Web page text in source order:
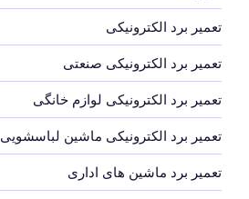
تعمیر برد الکترونیکی
تعمیر برد الکترونیکی صنعتی
تعمیر برد الکترونیکی لوازم خانگی
تعمیر برد الکترونیکی ماشین لباسشویی
تعمیر برد ماشین های اداری